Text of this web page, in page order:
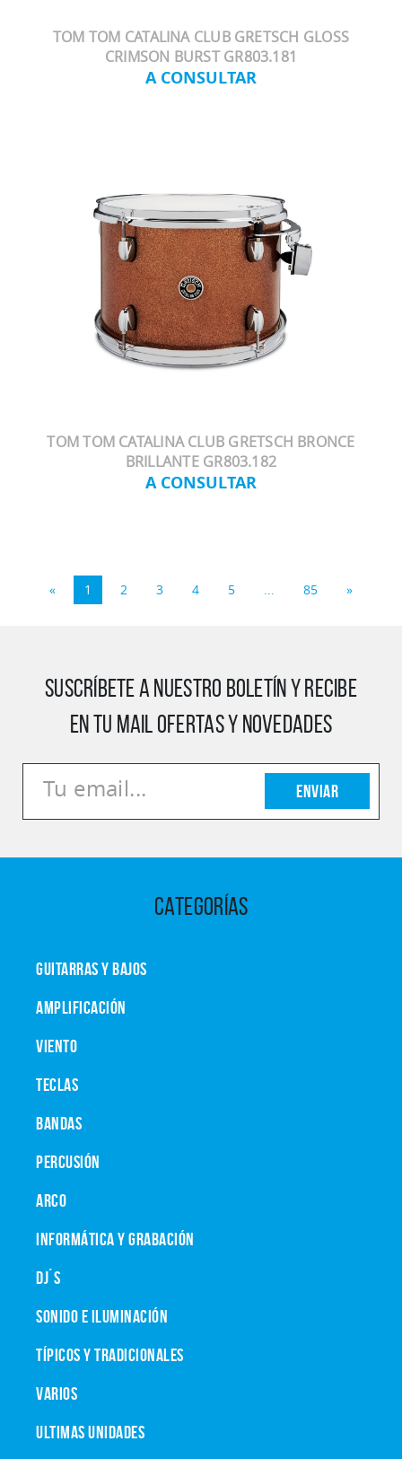
TOM TOM CATALINA CLUB GRETSCH GLOSS
CRIMSON BURST GR803.181
A CONSULTAR
TOM TOM CATALINA CLUB GRETSCH BRONCE
BRILLANTE GR803.182
A CONSULTAR
« 1 2 3 4 5 ... 85 »
SUSCRÍBETE A NUESTRO BOLETÍN Y RECIBE
EN TU MAIL OFERTAS Y NOVEDADES
Enviar
CATEGORÍAS
GUITARRAS Y BAJOS
AMPLIFICACIÓN
VIENTO
TECLAS
BANDAS
PERCUSIÓN
ARCO
INFORMÁTICA Y GRABACIÓN
DJ´S
SONIDO E ILUMINACIÓN
TÍPICOS Y TRADICIONALES
VARIOS
ULTIMAS UNIDADES